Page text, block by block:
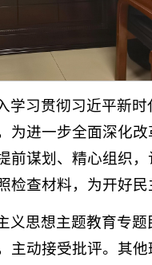
习贯彻习近平新
进一步全面深化
谋划、精心组织
查材料，为开好民
思想主题教育专
动接受批评。其